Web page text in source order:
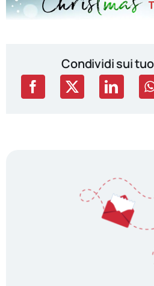
Condividi sui